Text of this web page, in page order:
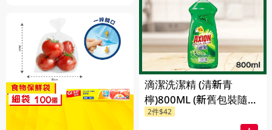
滴潔洗潔精 (清新青
檸)800ML (新舊包裝隨機
發貨)
2件$42